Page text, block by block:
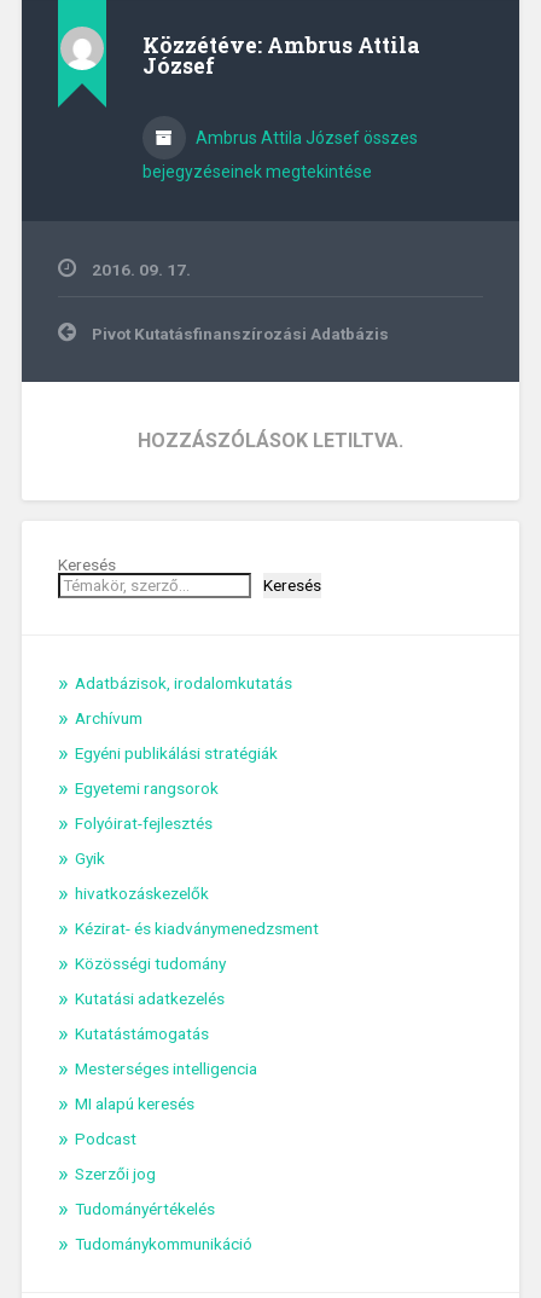
Közzétéve: Ambrus Attila
József
Ambrus Attila József összes
bejegyzéseinek megtekintése
2016. 09. 17.
Bejegyzés
navigáció
Pivot Kutatásfinanszírozási Adatbázis
HOZZÁSZÓLÁSOK LETILTVA.
Keresés
Keresés
Adatbázisok, irodalomkutatás
Archívum
Egyéni publikálási stratégiák
Egyetemi rangsorok
Folyóirat-fejlesztés
Gyik
hivatkozáskezelők
Kézirat- és kiadványmenedzsment
Közösségi tudomány
Kutatási adatkezelés
Kutatástámogatás
Mesterséges intelligencia
MI alapú keresés
Podcast
Szerzői jog
Tudományértékelés
Tudománykommunikáció